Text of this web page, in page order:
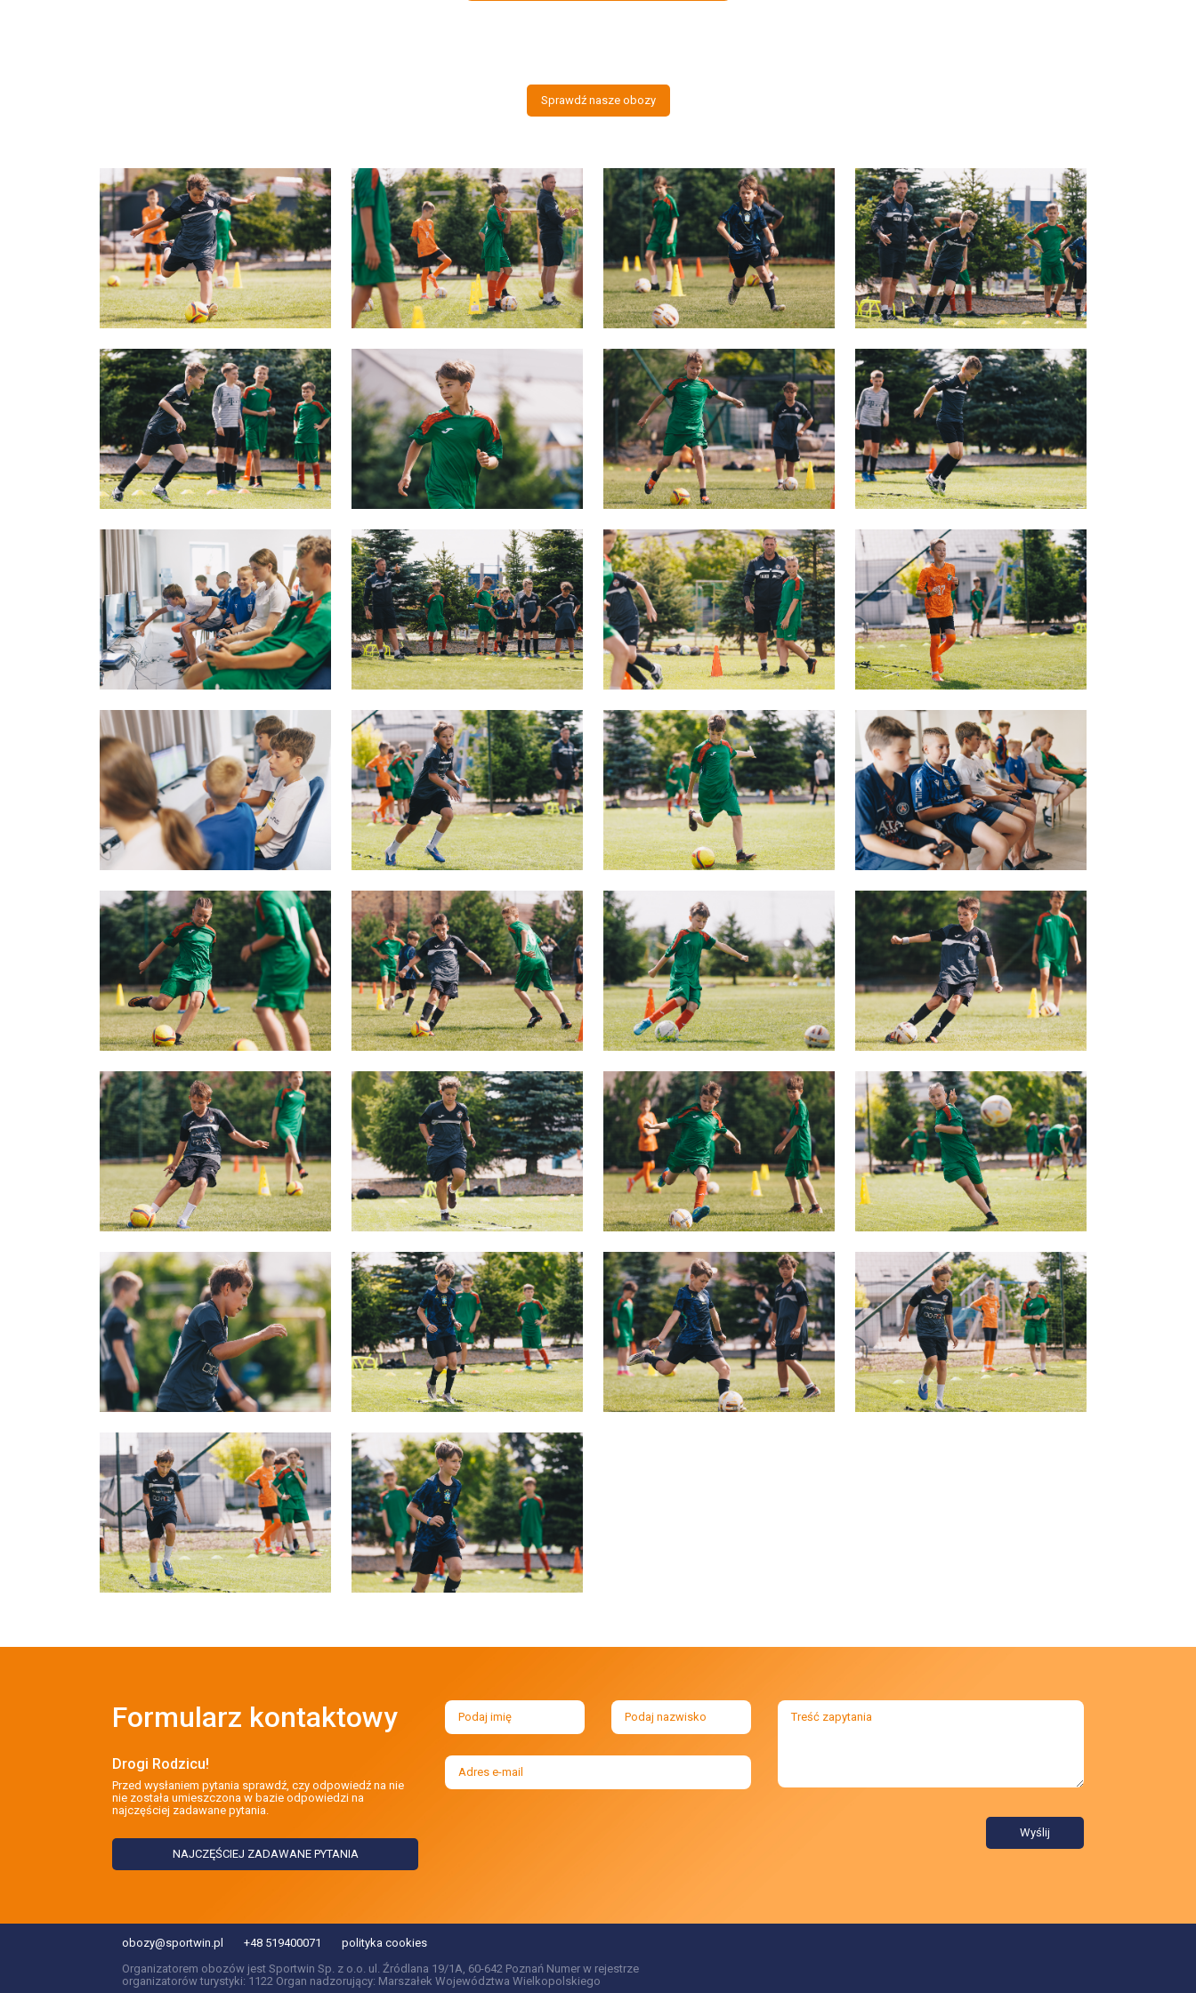
Sprawdź nasze obozy
Formularz kontaktowy
Drogi Rodzicu!
Przed wysłaniem pytania sprawdź, czy odpowiedź na nie
nie została umieszczona w bazie odpowiedzi na
najczęściej zadawane pytania.
NAJCZĘŚCIEJ ZADAWANE PYTANIA
Wyślij
obozy@sportwin.pl +48 519400071
polityka cookies
Organizatorem obozów jest Sportwin Sp. z o.o. ul. Źródlana 19/1A, 60-642 Poznań Numer w rejestrze
organizatorów turystyki: 1122 Organ nadzorujący: Marszałek Województwa Wielkopolskiego